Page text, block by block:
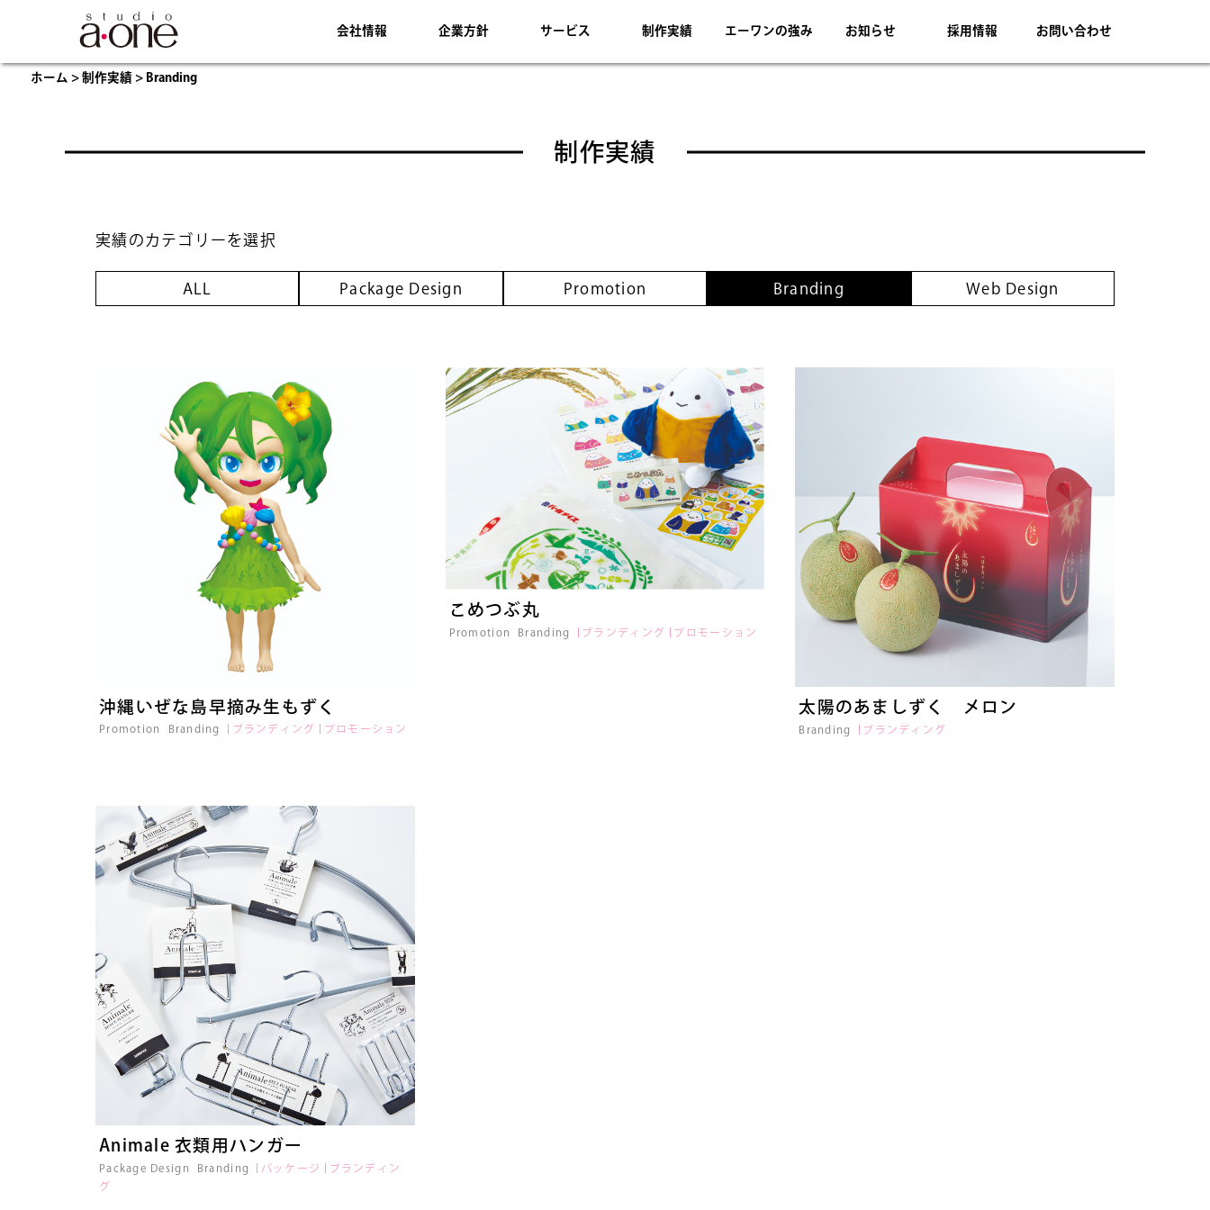
会社情報 企業方針 サービス 制作実績 エーワンの強み お知らせ 採用情報 お問い合わせ
ホーム >制作実績 > Branding
制作実績
実績のカテゴリーを選択
ALL Package Design Promotion Branding Web Design
沖縄いぜな島早摘み生もずく
Promotion Branding ブランディング プロモーション
こめつぶ丸
Promotion Branding ブランディング プロモーション
太陽のあましずく メロン
Branding ブランディング
Animale 衣類用ハンガー
Package Design Branding パッケージ
ブランディン
グ